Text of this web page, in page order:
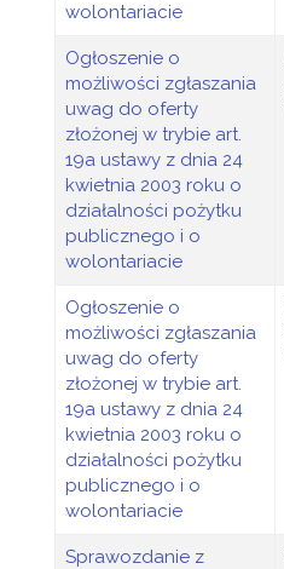
wolontariacie
Ogłoszenie o
możliwości zgłaszania
uwag do oferty
złożonej w trybie art.
19a ustawy z dnia 24
kwietnia 2003 roku o
działalności pożytku
publicznego i o
wolontariacie
Ogłoszenie o
możliwości zgłaszania
uwag do oferty
złożonej w trybie art.
19a ustawy z dnia 24
kwietnia 2003 roku o
działalności pożytku
publicznego i o
wolontariacie
Sprawozdanie z